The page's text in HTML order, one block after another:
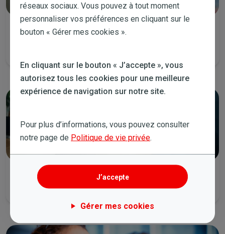
Appelez-nous
Envoyez-nous un email
Nous vous contacterons dans les plus brefs délais.
réseaux sociaux. Vous pouvez à tout moment
personnaliser vos préférences en cliquant sur le
bouton « Gérer mes cookies ».
En cliquant sur le bouton « J’accepte », vous
autorisez tous les cookies pour une meilleure
expérience de navigation sur notre site.
Pour plus d’informations, vous pouvez consulter
notre page de Politique de vie privée.
J’accepte
Gérer mes cookies